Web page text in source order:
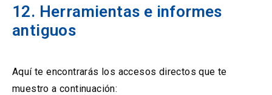
12. Herramientas e informes
antiguos
Aquí te encontrarás los accesos directos que te
muestro a continuación: